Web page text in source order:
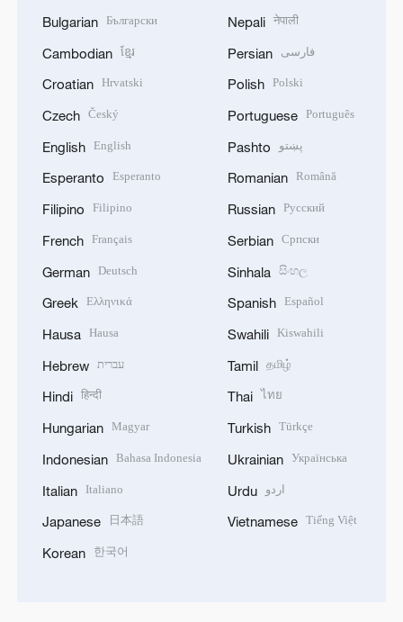
Bulgarian Български
Cambodian ខ្មែរ
Croatian Hrvatski
Czech Český
English English
Esperanto Esperanto
Filipino Filipino
French Français
German Deutsch
Greek Ελληνικά
Hausa Hausa
Hebrew עברית
Hindi हिन्दी
Hungarian Magyar
Indonesian Bahasa Indonesia
Italian Italiano
Japanese 日本語
Korean 한국어
Nepali नेपाली
Persian فارسی
Polish Polski
Portuguese Português
Pashto پښتو
Romanian Română
Russian Русский
Serbian Српски
Sinhala සිංහල
Spanish Español
Swahili Kiswahili
Tamil தமிழ்
Thai ไทย
Turkish Türkçe
Ukrainian Українська
Urdu اردو
Vietnamese Tiếng Việt